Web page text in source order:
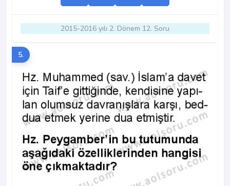
2015-2016 yılı 2. Dönem 12. Soru
5.